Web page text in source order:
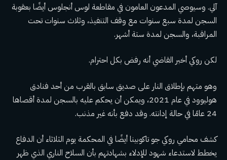
آلي. وسيوصي المدعون العامون في مقاطعة لوس أنجلوس أيضًا بعقوبة
السجن لمدة سبع سنوات مع وقف التنفيذ، وثلاث سنوات تحت
المراقبة، والسجن لمدة ستة أشهر.
لكن روكي أخبر القاضي أنه رفض بكل احترام.
وهو متهم بإطلاق النار على صديق سابق بالقرب من أحد فنادق
هوليوود في عام 2021، ويمكن أن يحكم عليه بالسجن لمدة أقصاها
24 عامًا في حالة إدانته. وقد دفع بأنه غير مذنب.
كشف محامي روكي جو تاكوبينا أيضًا في المحكمة يوم الثلاثاء أن الدفاع
يخطط لاستدعاء شهود للإدلاء بشهادتهم بأن السلاح الناري الذي ظهر